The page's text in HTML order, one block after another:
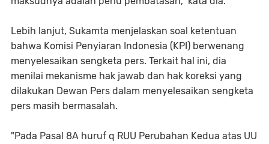
Lebih lanjut, Sukamta menjelaskan soal ketentuan
bahwa Komisi Penyiaran Indonesia (KPI) berwenang
menyelesaikan sengketa pers. Terkait hal ini, dia
menilai mekanisme hak jawab dan hak koreksi yang
dilakukan Dewan Pers dalam menyelesaikan sengketa
pers masih bermasalah.
"Pada Pasal 8A huruf q RUU Perubahan Kedua atas UU